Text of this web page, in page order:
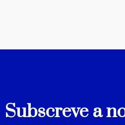
Subscreve a